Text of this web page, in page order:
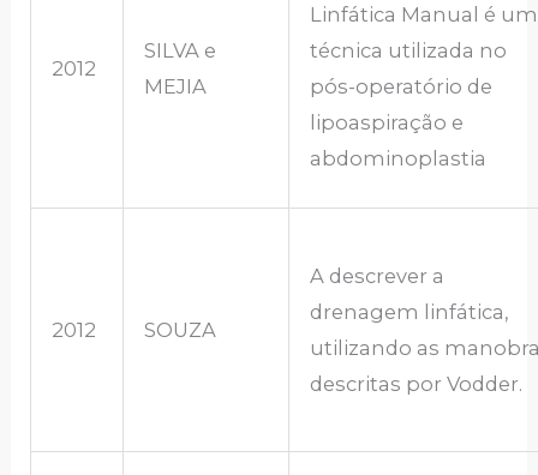
2012
SILVA e
MEJIA
Linfática Manual é
técnica utilizada no
pós-operatório de
lipoaspiração e
abdominoplastia
2012 SOUZA
A descrever a
drenagem linfática,
utilizando as
descritas por Vodder.